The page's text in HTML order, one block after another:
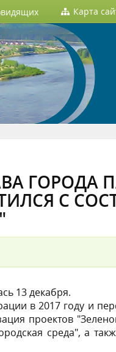
Карта
ГОРОДА
С
13 декабря.
в 2017 году и
проектов
среда", а